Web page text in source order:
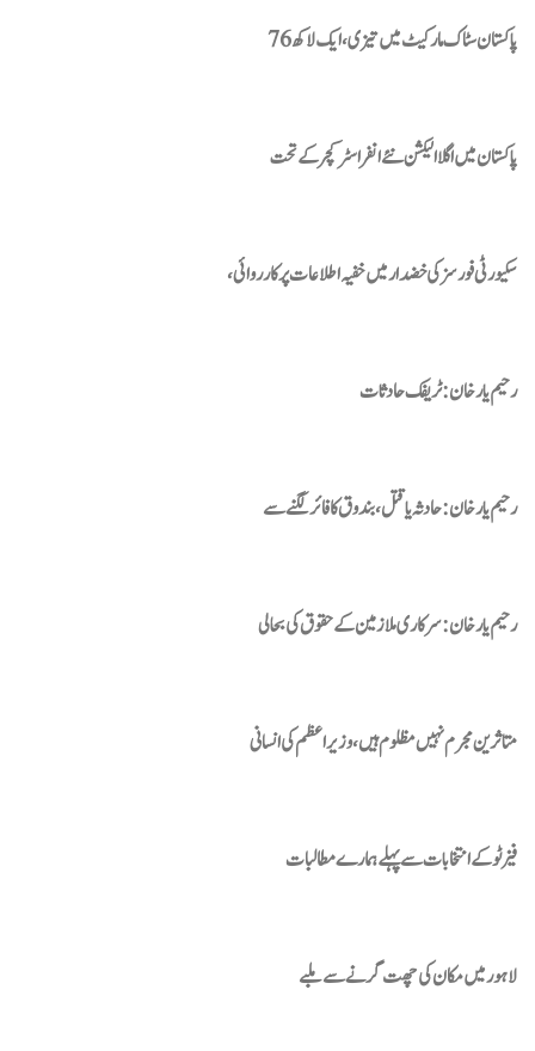
پاکستان سٹاک مارکیٹ میں تیزی، ایک لاکھ 76
پاکستان میں اگلا الیکشن نئے انفراسٹرکچر کے تحت
سکیورٹی فورسز کی خضدار میں خفیہ اطلاعات پرکارروائی،
رحیم یارخان : ٹریفک حادثات
رحیم یارخان : حادثہ یاقتل، بندوق کافائرلگنے سے
رحیم یارخان: سرکاری ملازمین کے حقوق کی بحالی
متاثرین مجرم نہیں مظلوم ہیں، وزیراعظم کی انسانی
فیز ٹو کے انتخابات سے پہلے ہمارے مطالبات
لاہور میں مکان کی چھت گرنے سے ملبے